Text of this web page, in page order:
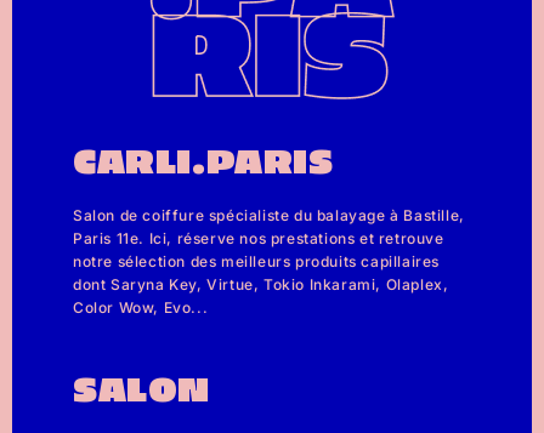
CARLI.PARIS
Salon de coiffure spécialiste du balayage à Bastille,
Paris 11e. Ici, réserve nos prestations et retrouve
notre sélection des meilleurs produits capillaires
dont Saryna Key, Virtue, Tokio Inkarami, Olaplex,
Color Wow, Evo...
SALON